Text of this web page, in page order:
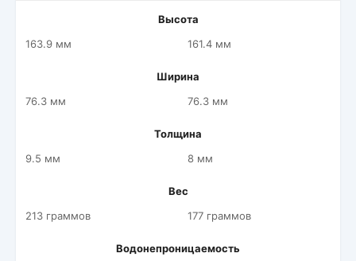
Высота
163.9 мм
161.4 мм
Ширина
76.3 мм
76.3 мм
Толщина
9.5 мм
8 мм
Вес
213 граммов
177 граммов
Водонепроницаемость